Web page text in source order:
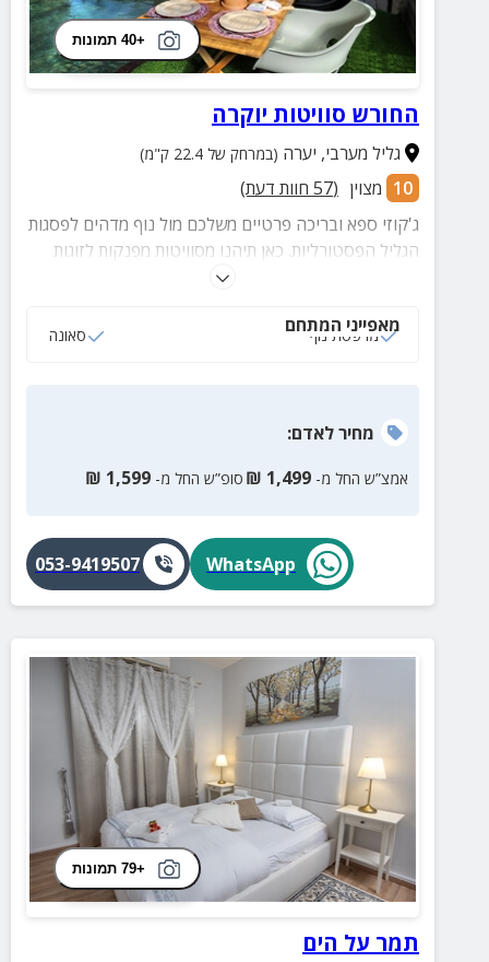
+40 תמונות
החורש סוויטות יוקרה
גליל מערבי, יערה (במרחק של 22.4 ק"מ)
10 מצוין (
57 חוות דעת)
ג'קוזי ספא ובריכה פרטיים משלכם מול נוף מדהים לפסגות
הגליל הפסטורליות. כאן תיהנו מסוויטות מפנקות לזוגות
ומשפחות לצד מרפסת שמש צמודה, ארוחות בוקר עשירות
מאפייני המתחם
מרפסת נוף סאונה
מחירלאדם:
אמצ”ש החל מ- 1,499
₪ סופ”ש החל מ- 1,599
₪
WhatsApp
053-9419507
+79 תמונות
תמר על הים